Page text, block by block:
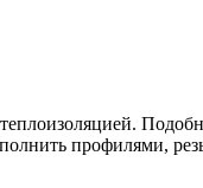
профилями,